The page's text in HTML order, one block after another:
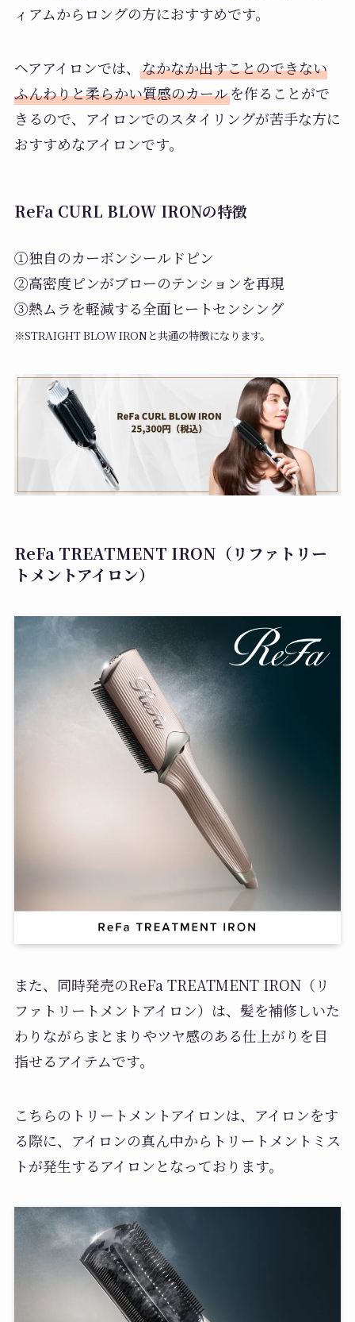
ィアムからロングの方におすすめです。
ヘアアイロンでは、 なかなか出すことのできない
ふんわりと柔らかい質感のカールを作ることがで
きるので、アイロンでのスタイリングが苦手な方に
おすすめなアイロンです。
ReFa CURL BLOW IRONの特徴
①独自のカーボンシールドピン
②高密度ピンがブローのテンションを再現
③熱ムラを軽減する全面ヒートセンシング
※STRAIGHT BLOW IRONと共通の特徴になります。
ReFa TREATMENT IRON（リファトリー
トメントアイロン）
また、同時発売のReFa TREATMENT IRON（リ
ファトリートメントアイロン）は、髪を補修しいた
わりながらまとまりやツヤ感のある仕上がりを目
指せるアイテムです。
こちらのトリートメントアイロンは、アイロンをす
る際に、アイロンの真ん中からトリートメントミス
トが発生するアイロンとなっております。